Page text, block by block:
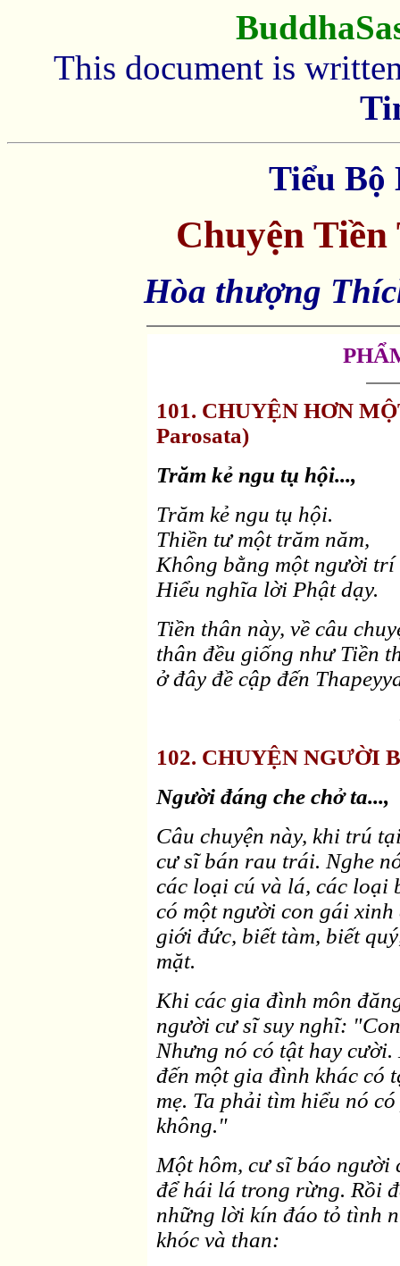
This document is
Tiểu
Chuyện
Hòa thượng
101. CHUYỆN HƠN
Parosata)
Trăm kẻ ngu tụ hội...,
Trăm kẻ ngu tụ hội.
Thiền tư một trăm năm,
Không bằng một người trí
Hiểu nghĩa lời Phật dạy.
Tiền thân này, về câu
thân đều giống như Tiền
ở đây đề cập đến
102. CHUYỆN NGƯỜI
Người đáng che chở ta...,
Câu chuyện này, khi trú
cư sĩ bán rau trái. Nghe
các loại cú và lá, các loại
có một người con gái
giới đức, biết tàm, biết
mặt.
Khi các gia đình môn
người cư sĩ suy nghĩ:
Nhưng nó có tật hay
đến một gia đình khác có
mẹ. Ta phải tìm hiểu nó
không."
Một hôm, cư sĩ báo người
để hái lá trong rừng. Rồi
những lời kín đáo tỏ tình
khóc và than: